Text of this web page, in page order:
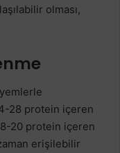
olması,
28 protein içeren
20 protein içeren
erişilebilir